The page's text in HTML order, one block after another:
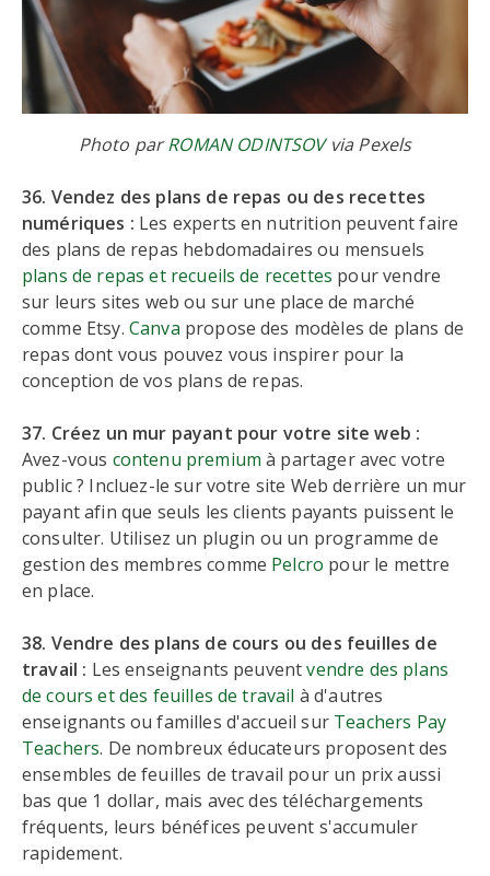
Photo parROMAN ODINTSOVvia Pexels
36. Vendez des plans de repas ou des recettes
numériques : Les experts en nutrition peuvent faire
des plans de repas hebdomadaires ou mensuels
plans de repas et recueils de recettes pour vendre
sur leurs sites web ou sur une place de marché
comme Etsy. Canva propose des modèles de plans de
repas dont vous pouvez vous inspirer pour la
conception de vos plans de repas.
37. Créez un mur payant pour votre site web :
Avez-vous contenu premium à partager avec votre
public ? Incluez-le sur votre site Web derrière un mur
payant afin que seuls les clients payants puissent le
consulter. Utilisez un plugin ou un programme de
gestion des membres comme Pelcro pour le mettre
en place.
38. Vendre des plans de cours ou des feuilles de
travail : Les enseignants peuventvendre des plans
de cours et des feuilles de travail à d'autres
enseignants ou familles d'accueil sur Teachers Pay
Teachers. De nombreux éducateurs proposent des
ensembles de feuilles de travail pour un prix aussi
bas que 1 dollar, mais avec des téléchargements
fréquents, leurs bénéfices peuvent s'accumuler
rapidement.